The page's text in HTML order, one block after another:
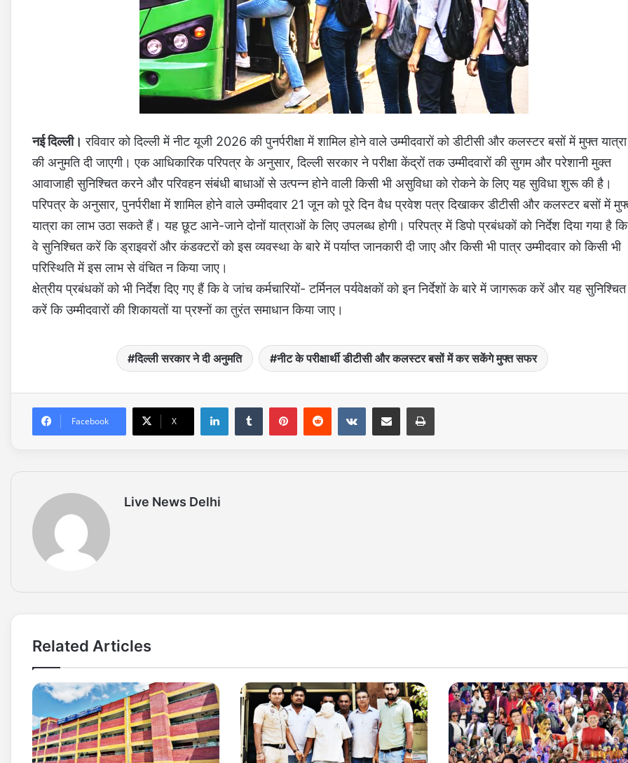
नई दिल्ली। रविवार को दिल्ली में नीट यूजी 2026 की पुनर्परीक्षा में शामिल होने वाले उम्मीदवारों को डीटीसी और कलस्टर बसों में मुफ्त यात्रा
की अनुमति दी जाएगी। एक आधिकारिक परिपत्र के अनुसार, दिल्ली सरकार ने परीक्षा केंद्रों तक उम्मीदवारों की सुगम और परेशानी मुक्त
आवाजाही सुनिश्चित करने और परिवहन संबंधी बाधाओं से उत्पन्न होने वाली किसी भी असुविधा को रोकने के लिए यह सुविधा शुरू की है।
परिपत्र के अनुसार, पुनर्परीक्षा में शामिल होने वाले उम्मीदवार 21 जून को पूरे दिन वैध प्रवेश पत्र दिखाकर डीटीसी और कलस्टर बसों में
यात्रा का लाभ उठा सकते हैं। यह छूट आने-जाने दोनों यात्राओं के लिए उपलब्ध होगी। परिपत्र में डिपो प्रबंधकों को निर्देश दिया गया है कि
वे सुनिश्चित करें कि ड्राइवरों और कंडक्टरों को इस व्यवस्था के बारे में पर्याप्त जानकारी दी जाए और किसी भी पात्र उम्मीदवार को किसी भी
परिस्थिति में इस लाभ से वंचित न किया जाए।
क्षेत्रीय प्रबंधकों को भी निर्देश दिए गए हैं कि वे जांच कर्मचारियों- टर्मिनल पर्यवेक्षकों को इन निर्देशों के बारे में जागरूक करें और यह सुनिश्चित
करें कि उम्मीदवारों की शिकायतों या प्रश्नों का तुरंत समाधान किया जाए।
दिल्ली सरकार ने दी अनुमति नीट के परीक्षार्थी डीटीसी और कलस्टर बसों में कर सकेंगे मुफ्त सफर
Facebook X
Live News Delhi
Related Articles